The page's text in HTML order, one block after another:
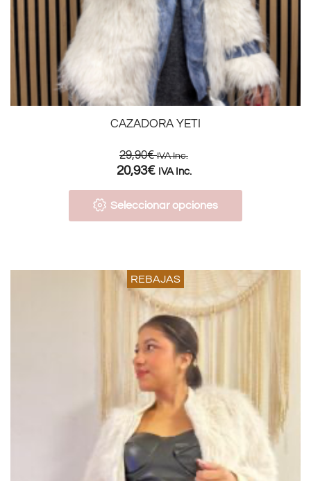
CAZADORA YETI
29,90€ IVA Inc.
20,93€ IVA Inc.
Seleccionar opciones
REBAJAS